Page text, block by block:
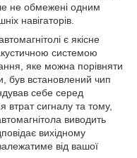
не обмежені одним
навігаторів.
є якісне
системою
яке можна порівняти
був встановлений чип
себе серед
втрат сигналу та тому,
виводить
вихідному
від вашої